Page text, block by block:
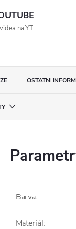
na YT
OSTATNÍ
Barva:
Materiál: